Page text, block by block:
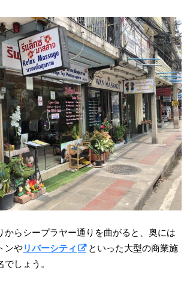
からシープラヤー通りを曲がると、奥には
ンやリバーシティ
といった大型の商業施
しょう。